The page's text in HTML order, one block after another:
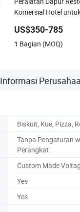
Komersial Hotel
Oven, Penggorengan,
dan Grill
US$350-785
1 Bagian (MOQ)
Informasi
Biskuit, Kue, Pizza,
Tanpa Pengaturan
Perangkat
Custom Made
Yes
Yes